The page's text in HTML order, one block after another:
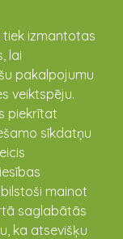
tiek izmantotas
lai
pakalpojumu
veiktspēju.
piekrītat
sīkdatņu
mainot
saglabātās
ka atsevišķu
un